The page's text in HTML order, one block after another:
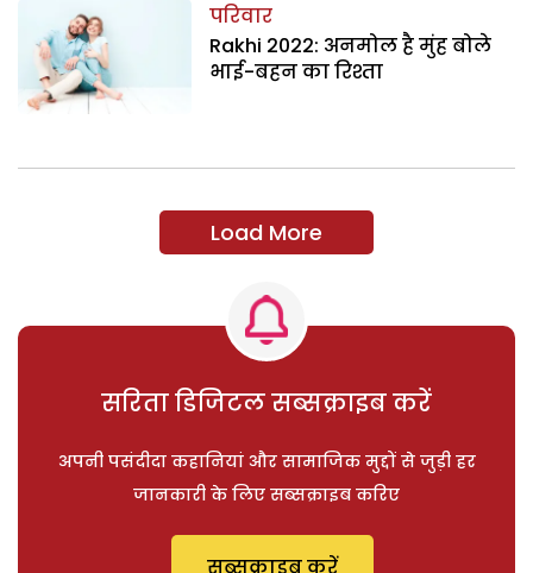
परिवार
Rakhi 2022: अनमोल है मुंह बोले
भाई-बहन का रिश्ता
Load More
सरिता डिजिटल सब्सक्राइब करें
अपनी पसंदीदा कहानियां और सामाजिक मुद्दों से जुड़ी हर
जानकारी के लिए सब्सक्राइब करिए